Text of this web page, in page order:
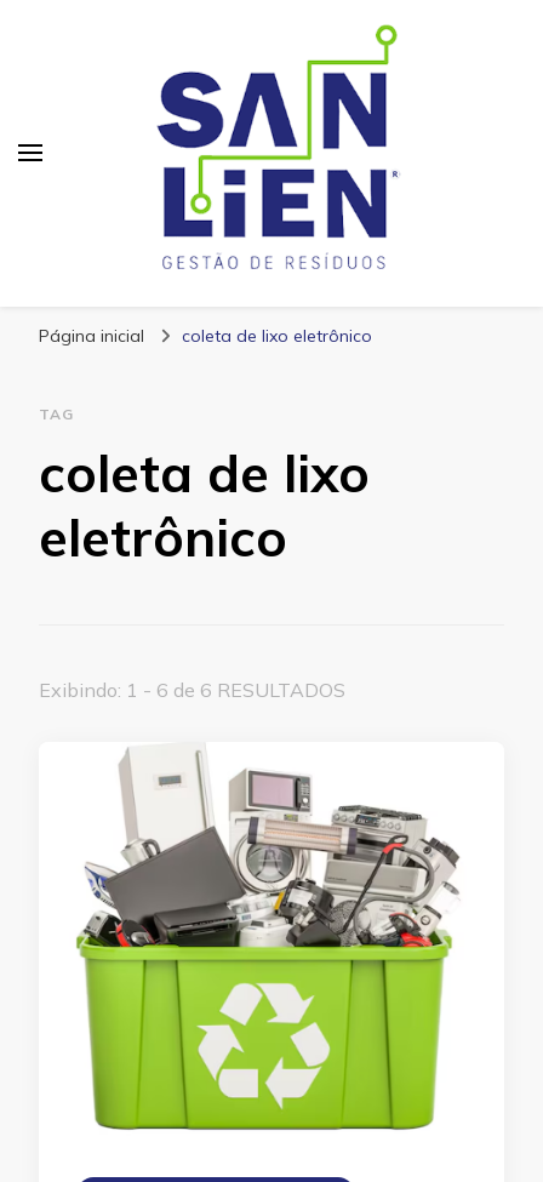
Página inicial coleta de lixo eletrônico
TAG
coleta de lixo
eletrônico
Exibindo: 1 - 6 de 6 RESULTADOS